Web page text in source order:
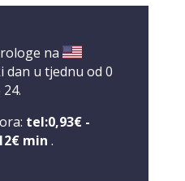
na
dan u tjednu od 0
tel:0,93€ -
min .